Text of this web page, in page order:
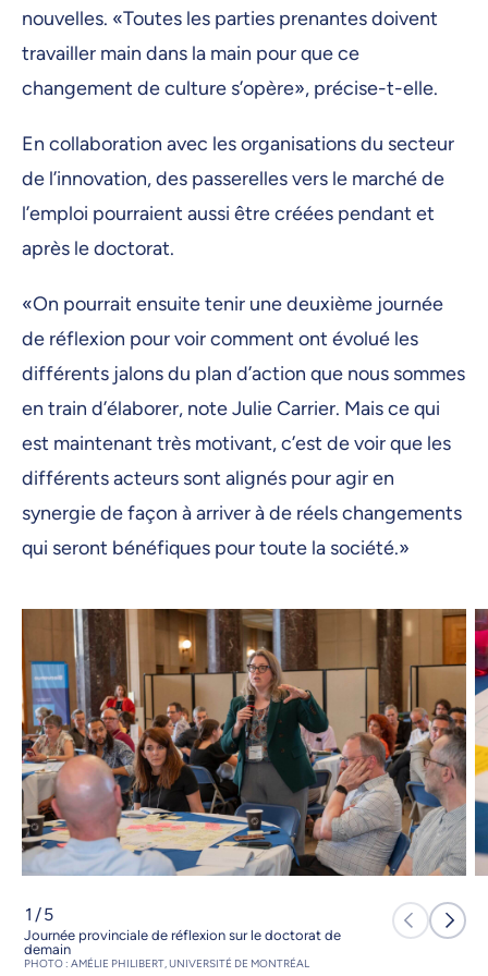
nouvelles. «Toutes les parties prenantes doivent
travailler main dans la main pour que ce
changement de culture s’opère», précise-t-elle.
En collaboration avec les organisations du secteur
de l’innovation, des passerelles vers le marché de
l’emploi pourraient aussi être créées pendant et
après le doctorat.
«On pourrait ensuite tenir une deuxième journée
de réflexion pour voir comment ont évolué les
différents jalons du plan d’action que nous sommes
en train d’élaborer, note Julie Carrier. Mais ce qui
est maintenant très motivant, c’est de voir que les
différents acteurs sont alignés pour agir en
synergie de façon à arriver à de réels changements
qui seront bénéfiques pour toute la société.»
1 /5
Journée provinciale de réflexion sur le doctorat de
demain
PHOTO : AMÉLIE PHILIBERT, UNIVERSITÉ DE MONTRÉAL